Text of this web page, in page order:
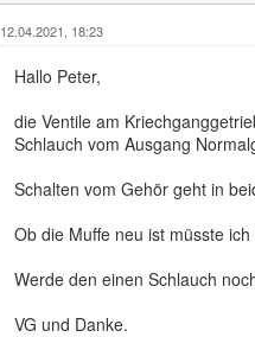
12.04.2021, 18:23
Hallo Peter,
die Ventile am
Schlauch vom Ausgang
Schalten vom Gehör geht in
Ob die Muffe neu ist müsste
Werde den einen Schlauch
VG und Danke.